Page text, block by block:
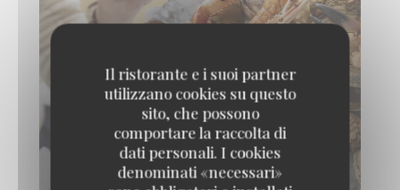
Il ristorante e i suoi partner
utilizzano cookies su questo
sito, che possono
comportare la raccolta di
dati personali. I cookies
denominati «necessari»